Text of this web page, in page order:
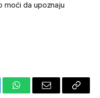
moći da upoznaju
WhatsAppEmail
Copy